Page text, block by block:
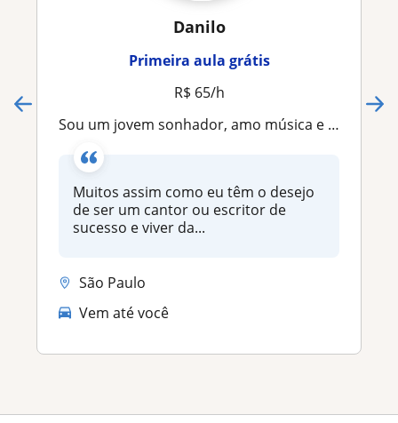
Danilo
Primeira aula grátis
R$ 65/h
Sou um jovem sonhador, amo música e amo escrever, sempre tive facilidade em ensinar oque eu aprendo, pois o método de aprendizagem que eu uso vem de técnicas que eu mesmo as desenvolvi
Muitos assim como eu têm o desejo
de ser um cantor ou escritor de
sucesso e viver da...
São Paulo
Vem até você